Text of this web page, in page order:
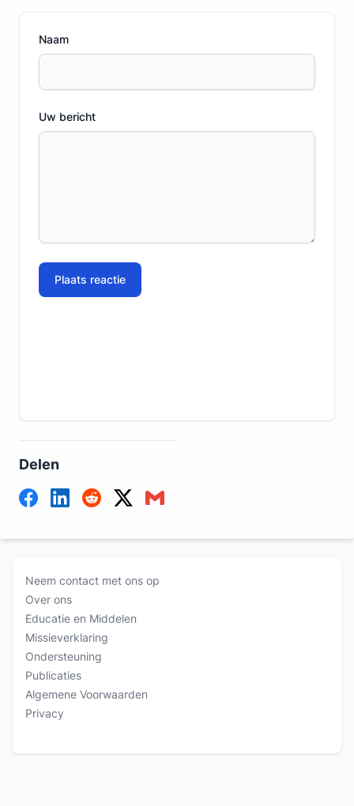
Naam
Uw bericht
Plaats reactie
Delen
Neem contact met ons op
Over ons
Educatie en Middelen
Missieverklaring
Ondersteuning
Publicaties
Algemene Voorwaarden
Privacy